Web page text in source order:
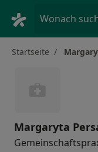
Wonach
Startseite
Margaryta